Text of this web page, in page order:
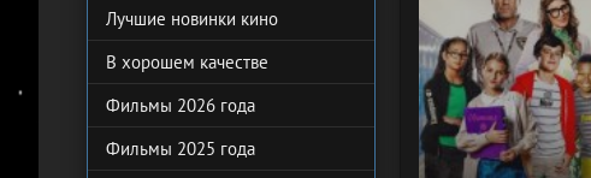
Лучшие новинки кино
В хорошем качестве
Фильмы 2026 года
Фильмы 2025 года